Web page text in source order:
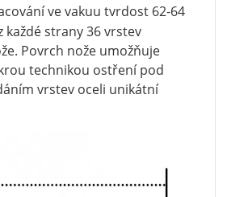
ve vakuu tvrdost 62-64
každé strany 36 vrstev
Povrch nože umožňuje
technikou ostření pod
vrstev oceli unikátní